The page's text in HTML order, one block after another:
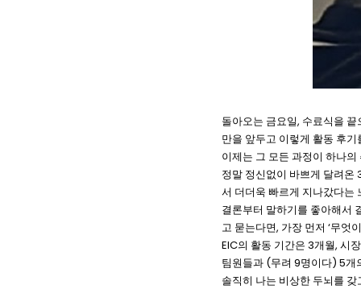
돌아오는 금요일, 수료식을
만을 앞두고 이렇게 활동 후
이제는 그 모든 과정이 하나
정말 정신없이 바쁘게 달려온
서 더더욱 빠르게 지나갔다는
결론부터 말하기를 좋아해서
고 묻는다면, 가장 먼저 ‘무엇
EIC의 활동 기간은 3개월, 시
팀원들과 (무려 9명이다) 5개
솔직히 나는 비상한 두뇌를